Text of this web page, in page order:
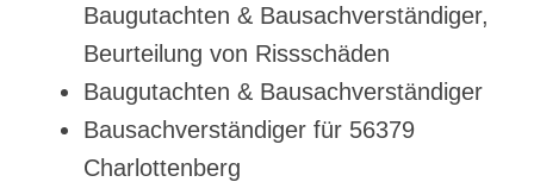
Baugutachten & Bausachverständiger,
Beurteilung von Rissschäden
Baugutachten & Bausachverständiger
Bausachverständiger für 56379
Charlottenberg